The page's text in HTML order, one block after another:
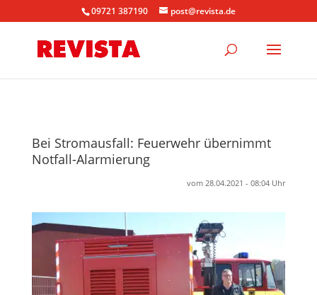
09721 387190 post@revista.de
Bei Stromausfall: Feuerwehr übernimmt
Notfall-Alarmierung
vom 28.04.2021 - 08:04 Uhr